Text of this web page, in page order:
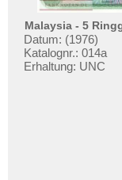
Timor
Turkmenistan
Usbekistan
Mehr über...
Privatsphäre
Malaysia - 5
Datum: (1976)
Katalognr.: 014a
Erhaltung: UNC